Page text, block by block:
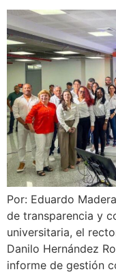
Por: Eduardo
de transparencia y
universitaria, el
Danilo Hernández
informe de gestión